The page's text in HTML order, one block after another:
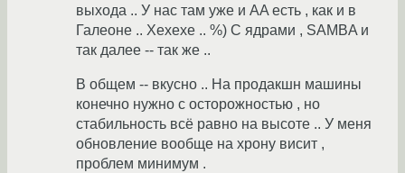
выхода .. У нас там уже и AA есть , как и в
Галеоне .. Хехехе .. %) С ядрами , SAMBA и
так далее -- так же ..
В общем -- вкусно .. На продакшн машины
конечно нужно с осторожностью , но
стабильность всё равно на высоте .. У меня
обновление вообще на хрону висит ,
проблем минимум .